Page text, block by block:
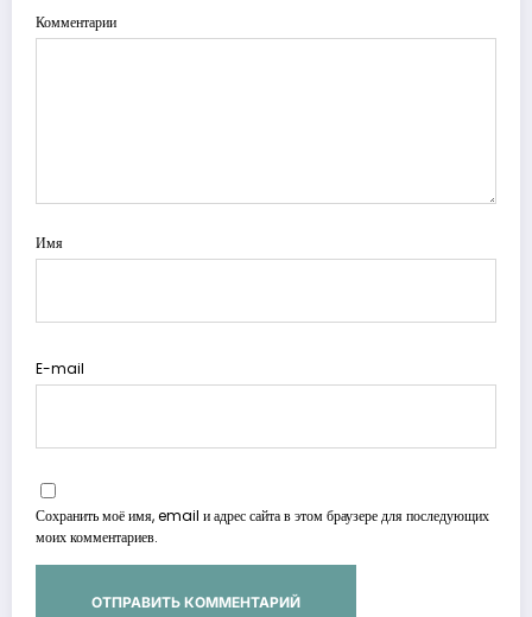
Комментарии
Имя
E-mail
Сохранить моё имя, email и адрес сайта в этом браузере для последующих
моих комментариев.